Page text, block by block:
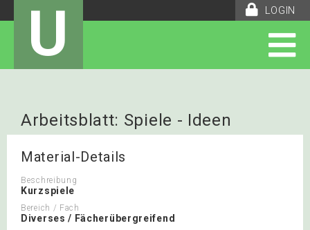
LOGIN
U
Arbeitsblatt: Spiele - Ideen
Material-Details
Beschreibung
Kurzspiele
Bereich / Fach
Diverses / Fächerübergreifend